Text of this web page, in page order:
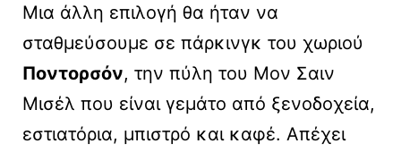
Μια άλλη επιλογή θα ήταν να
σταθμεύσουμε σε πάρκινγκ του χωριού
Ποντορσόν, την πύλη του Μον Σαιν
Μισέλ που είναι γεμάτο από ξενοδοχεία,
εστιατόρια, μπιστρό και καφέ. Απέχει